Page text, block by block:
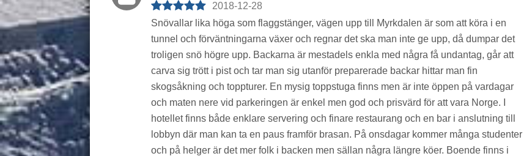
2018-12-28
Snövallar lika höga som flaggstänger, vägen upp till Myrkdalen är som att köra i en
tunnel och förväntningarna växer och regnar det ska man inte ge upp, då dumpar det
troligen snö högre upp. Backarna är mestadels enkla med några få undantag, går att
carva sig trött i pist och tar man sig utanför preparerade backar hittar man fin
skogsåkning och toppturer. En mysig toppstuga finns men är inte öppen på vardagar
och maten nere vid parkeringen är enkel men god och prisvärd för att vara Norge. I
hotellet finns både enklare servering och finare restaurang och en bar i anslutning till
lobbyn där man kan ta en paus framför brasan. På onsdagar kommer många studenter
och på helger är det mer folk i backen men sällan några längre köer. Boende finns i